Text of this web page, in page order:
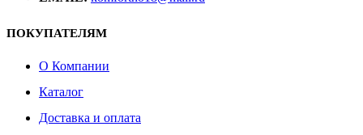
ПОКУПАТЕЛЯМ
О Компании
Каталог
Доставка и оплата